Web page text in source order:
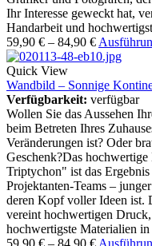
Ihr Interesse geweckt hat,
Handarbeit und
59,90 € – 84,90 €
Quick View
Wandbild – Sonnige
Verfügbarkeit: verfügbar
Wollen Sie das Aussehen
beim Betreten Ihres
Veränderungen ist? Oder
Geschenk?Das
Triptychon" ist das
Projektanten-Teams –
deren Kopf voller Ideen ist.
vereint hochwertigen
hochwertigste Materialien in
59,90 € – 84,90 €